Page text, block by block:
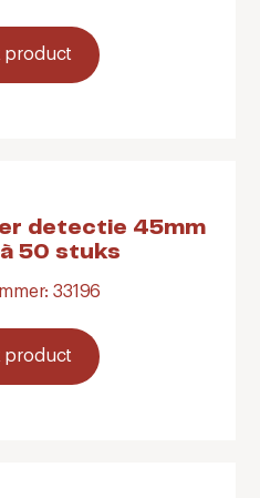
product
detectie 45mm
50 stuks
33196
product